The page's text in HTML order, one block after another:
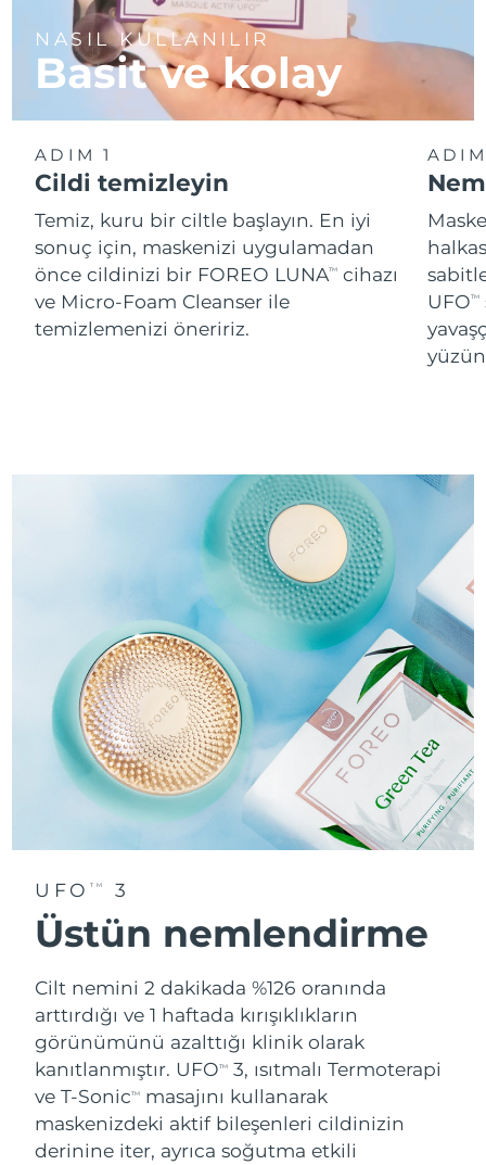
NASIL KULLANILIR
Basit ve kolay
ADIM 1
Cildi temizleyin
Temiz, kuru bir ciltle başlayın. En iyi
sonuç için, maskenizi uygulamadan
önce cildinizi bir FOREO LUNATM
cihazı
ve Micro-Foam Cleanser ile
temizlemenizi öneririz.
UFOTM
UFO TM 3
Üstün nemlendirme
Cilt nemini 2 dakikada %126 oranında
arttırdığı ve 1 haftada kırışıklıkların
görünümünü azalttığı klinik olarak
kanıtlanmıştır. UFOTM
3, ısıtmalı Termoterapi
ve T-SonicTM
masajını kullanarak
maskenizdeki aktif bileşenleri cildinizin
derinine iter, ayrıca soğutma etkili